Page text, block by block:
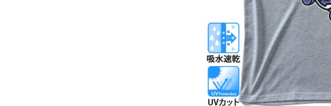
1本5,999円以下の商品は有料（500円+税）と
出荷まで約1週間～20日間程お時間を頂く場合
尚、裾上げした商品は返品・交換不可となり
一部、お直しに対応出来ない商品がございま
端なデザインが施されている等)
※【返品交換について】
返品交換希望の方は、商品到着後1週間以内に